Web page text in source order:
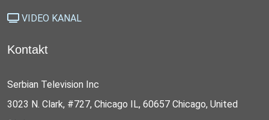
VIDEO KANAL
Kontakt
Serbian Television Inc
3023 N. Clark, #727, Chicago IL, 60657 Chicago, United